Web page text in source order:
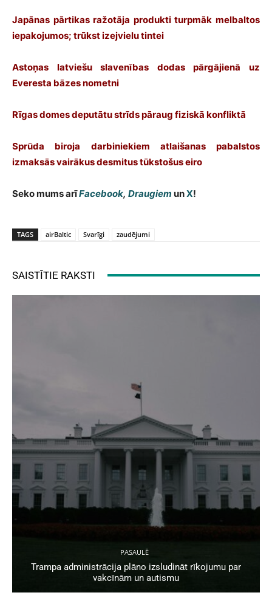
Japānas pārtikas ražotāja produkti turpmāk melbaltos
iepakojumos; trūkst izejvielu tintei
Astoņas latviešu slavenības dodas pārgājienā uz
Everesta bāzes nometni
Rīgas domes deputātu strīds pāraug fiziskā konfliktā
Sprūda biroja darbiniekiem atlaišanas pabalstos
izmaksās vairākus desmitus tūkstošus eiro
Seko mums arīFacebook, Draugiem unX!
TAGS airBaltic Svarīgi zaudējumi
SAISTĪTIE RAKSTI
PASAULĒ
Trampa administrācija plāno izsludināt rīkojumu par
vakcīnām un autismu